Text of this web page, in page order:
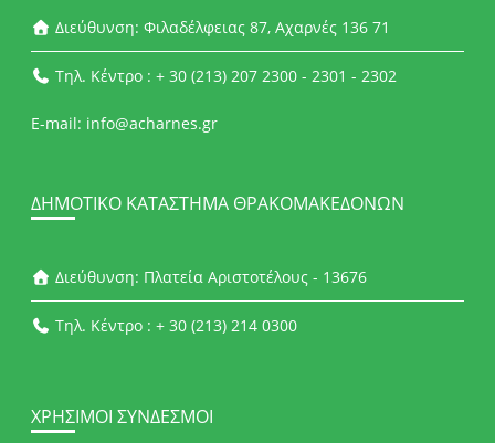
Διεύθυνση: Φιλαδέλφειας 87, Αχαρνές 136 71
Τηλ. Κέντρο : + 30 (213) 207 2300 - 2301 - 2302
E-mail: info@acharnes.gr
ΔΗΜΟΤΙΚΌ ΚΑΤΆΣΤΗΜΑ ΘΡΑΚΟΜΑΚΕΔΌΝΩΝ
Διεύθυνση: Πλατεία Αριστοτέλους - 13676
Τηλ. Κέντρο : + 30 (213) 214 0300
ΧΡΉΣΙΜΟΙ ΣΎΝΔΕΣΜΟΙ